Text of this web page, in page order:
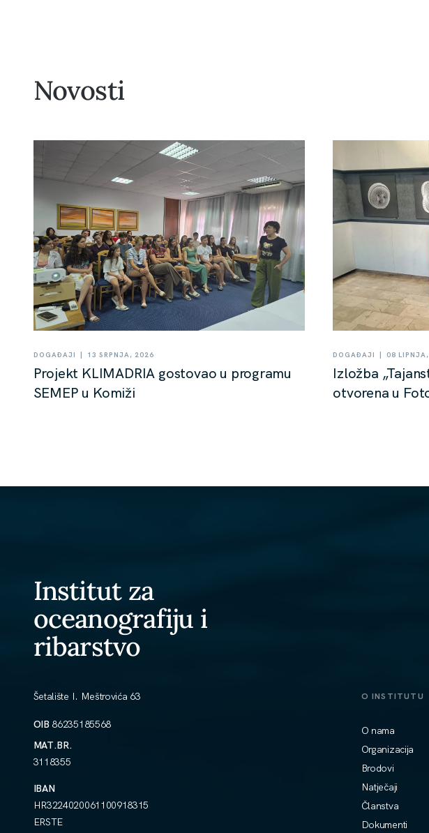
Novosti
DOGAĐAJI | 13 SRPNJA, 2026
Projekt KLIMADRIA gostovao u programu
SEMEP u Komiži
DOGAĐAJI | 08
Izložba
otvorena u
Institut za
oceanografiju i
ribarstvo
Šetalište I. Meštrovića 63
OIB 86235185568
MAT.BR.
3118355
IBAN
HR3224020061100918315
ERSTE
O INSTITUTU
O nama
Organizacija
Brodovi
Natječaji
Članstva
Dokumenti